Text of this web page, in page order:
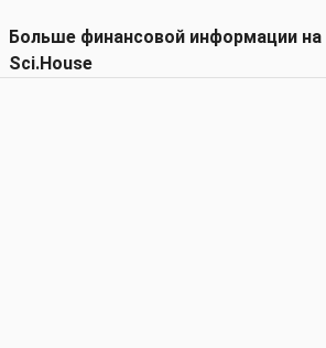
Больше финансовой информации на
Sci.House